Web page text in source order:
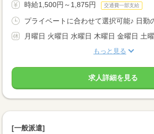
時給1,500円～1,875円 交通費一部支給
プライベートに合わせて選択可能♪ 日勤
月曜日 火曜日 水曜日 木曜日 金曜日 土
もっと見る
求人詳細を見る
[一般派遣]